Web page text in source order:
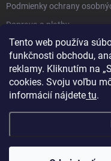
Tento web používa
funkčnosti obchodu,
reklamy. Kliknutím na
cookies. Svoju voľbu
informácií nájdete tu.
Podmienky ochrany
Doprava a platby
Obchodné podmienky
Reklamačný poriadok
Vrátenie tovaru
Kontakty